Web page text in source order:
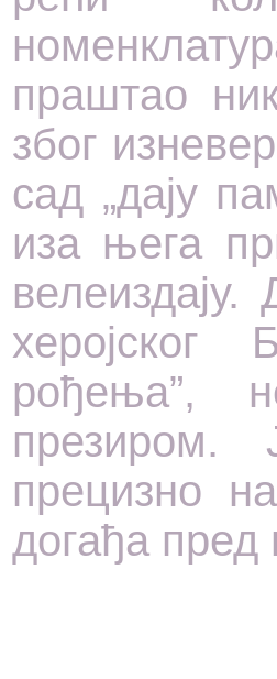
праштао
због
сад „дају
иза њега
херојског
рођења”,
презиром.
прецизно
догађа